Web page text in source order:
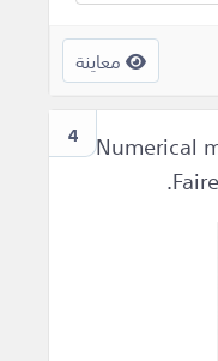
معاينة
4 Numerical